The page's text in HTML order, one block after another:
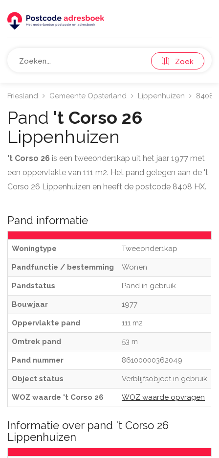
Zoek
Friesland Gemeente Opsterland Lippenhuizen 8408
Pand 't Corso 26
Lippenhuizen
't Corso 26 is een tweeonder1kap uit het jaar 1977 met
een oppervlakte van 111 m2. Het pand gelegen aan de 't
Corso 26 Lippenhuizen en heeft de postcode 8408 HX.
Pand informatie
Woningtype Tweeonder1kap
Pandfunctie / bestemming Wonen
Pandstatus Pand in gebruik
Bouwjaar 1977
Oppervlakte pand 111 m2
Omtrek pand 53 m
Pand nummer 86100000362049
Object status Verblijfsobject in gebruik
WOZ waarde 't Corso 26 WOZ waarde opvragen
Informatie over pand 't Corso 26
Lippenhuizen